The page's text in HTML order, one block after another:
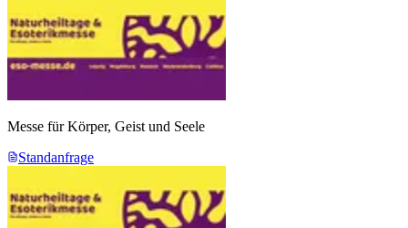
Messe für Körper, Geist und Seele
Standanfrage